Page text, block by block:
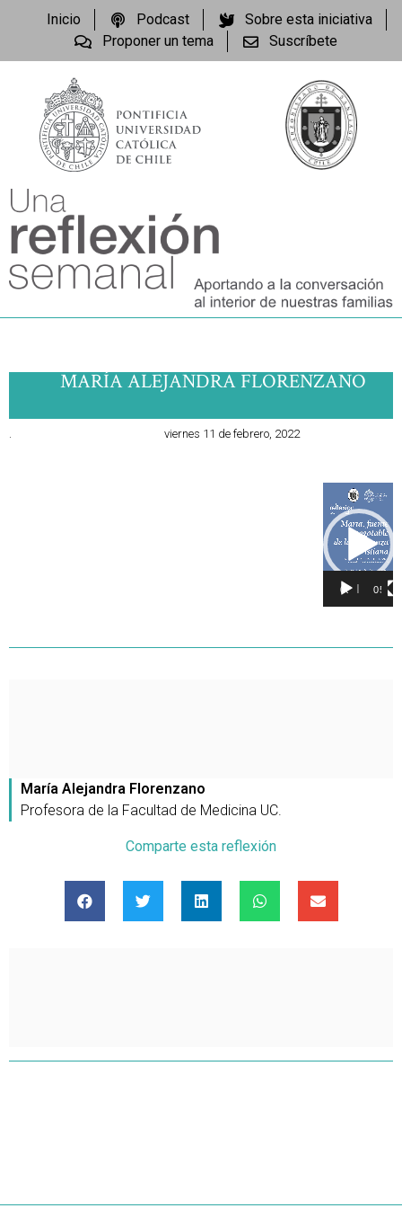
Inicio Podcast
Sobre esta iniciativa
Proponer un tema
Suscríbete
MARÍA ALEJANDRA FLORENZANO
. viernes 11 de febrero, 2022
de
vídeo
00:00 05:46
María Alejandra Florenzano
Profesora de la Facultad de Medicina UC.
Comparte esta reflexión